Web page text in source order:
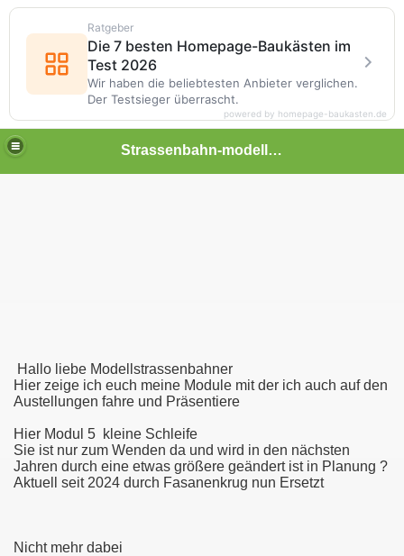
Strassenbahn-modellwelt
Hallo liebe Modellstrassenbahner
Hier zeige ich euch meine Module mit der ich auch auf den
Austellungen fahre und Präsentiere
Hier Modul 5 kleine Schleife
Sie ist nur zum Wenden da und wird in den nächsten
Jahren durch eine etwas größere geändert ist in Planung ?
Aktuell seit 2024 durch Fasanenkrug nun Ersetzt
Nicht mehr dabei
2014
Ratgeber
Die 7 besten Homepage-Baukästen im
Test 2026
Wir haben die beliebtesten Anbieter verglichen.
Der Testsieger überrascht.
powered by homepage-baukasten.de